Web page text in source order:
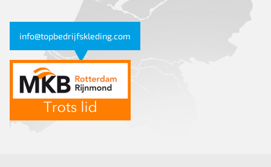
info@topbedrijfskleding.com